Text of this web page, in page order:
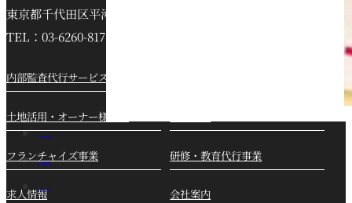
求人情報
会社概要
お知らせ
東京都千代田区平河町2-16-6 jeVビル6階
TEL：03-6260-8172
内部監査代行サービス
土地活用・オーナー様募集
フランチャイズ事業 研修・教育代行事業
求人情報 会社案内